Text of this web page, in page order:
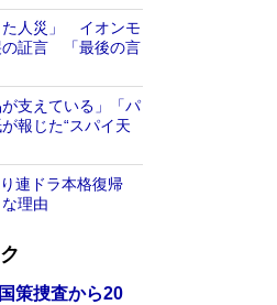
た人災」 イオンモ
の証言 「最後の言
が支えている」「パ
報じた“スパイ天
り連ドラ本格復帰
理由
策捜査から20